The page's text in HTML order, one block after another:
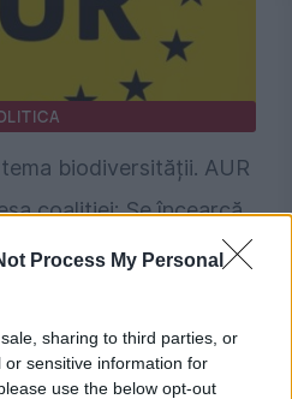
Process My Personal
sharing to third parties, or
sensitive information for
use the below opt-out
biodiversității. AUR
coaliției: Se încearcă
și a agriculturii